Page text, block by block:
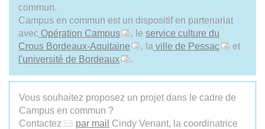
commun.
Campus en commun est un dispositif en partenariat
avec Opération Campus , le service culture du
Crous Bordeaux-Aquitaine
, la ville de Pessac
et
l'université de Bordeaux
.
Vous souhaitez proposez un projet dans le cadre de
Campus en commun ?
Contactez
par mail Cindy Venant, la coordinatrice